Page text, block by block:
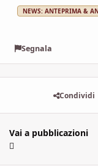
NEWS: ANTEPRIMA &
Segnala
Condividi
Vai a pubblicazioni